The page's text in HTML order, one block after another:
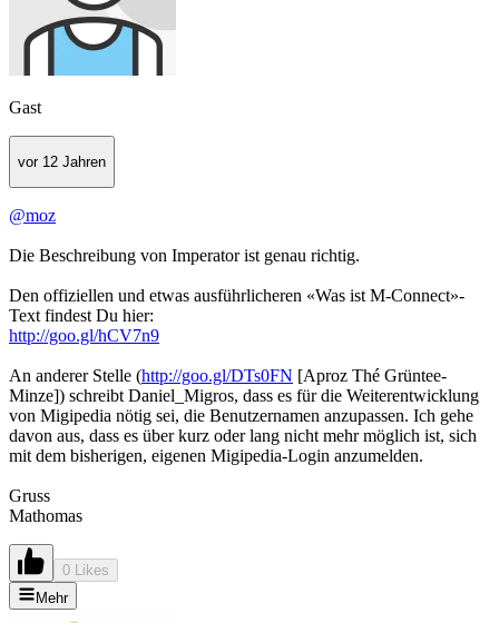
Gast
vor 12 Jahren
@moz
Die Beschreibung von Imperator ist genau richtig.
Den offiziellen und etwas ausführlicheren «Was ist M-Connect»-
Text findest Du hier:
http://goo.gl/hCV7n9
An anderer Stelle (http://goo.gl/DTs0FN [Aproz Thé Grüntee-
Minze]) schreibt Daniel_Migros, dass es für die Weiterentwicklung
von Migipedia nötig sei, die Benutzernamen anzupassen. Ich gehe
davon aus, dass es über kurz oder lang nicht mehr möglich ist, sich
mit dem bisherigen, eigenen Migipedia-Login anzumelden.
Gruss
Mathomas
0 Likes
Mehr